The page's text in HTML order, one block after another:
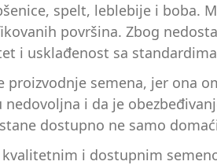
spelt, leblebije i boba.
površina. Zbog
i usklađenost sa
semena, jer ona
i da je
dostupno ne samo
i dostupnim